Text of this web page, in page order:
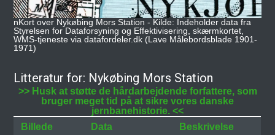
nKort over Nykøbing Mors Station - Kilde: Indeholder data fra
Styrelsen for Dataforsyning og Effektivisering, skærmkortet,
WMS-tjeneste via datafordeler.dk (Lave Målebordsblade 1901-
1971)
Litteratur for: Nykøbing Mors Station
>> Husk at støtte de hårdarbejdende forfattere, som
bruger meget tid på at sikre vores danske
jernbanehistorie. <<
Billede
Data
Beskrivelse